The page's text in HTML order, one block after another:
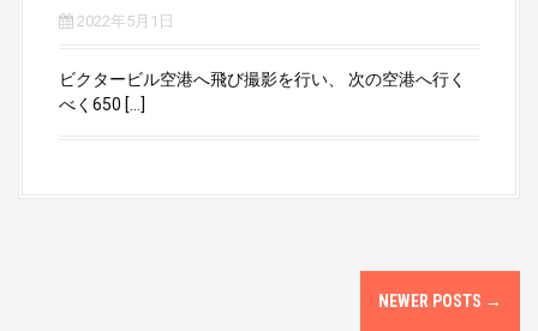
2022年5月1日
ビクタービル空港へ飛び撮影を行い、 次の空港へ行く
べく650 […]
NEWER POSTS →